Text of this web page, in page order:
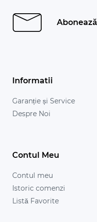
Informatii
Garanție și Service
Despre Noi
Contul Meu
Contul meu
Istoric comenzi
Listă Favorite